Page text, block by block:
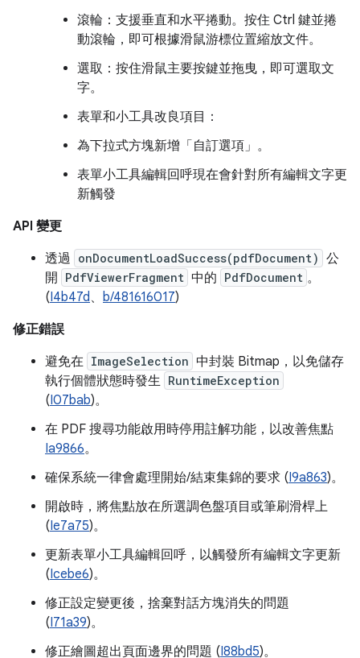
滾輪：支援垂直和水平捲動。按住 Ctrl 鍵並捲
動滾輪，即可根據滑鼠游標位置縮放文件。
選取：按住滑鼠主要按鍵並拖曳，即可選取文
字。
表單和小工具改良項目：
為下拉式方塊新增「自訂選項」。
表單小工具編輯回呼現在會針對所有編輯文字更
新觸發
API 變更
透過 onDocumentLoadSuccess(pdfDocument) 公
開
PdfViewerFragment 中的 PdfDocument 。
(I4b47d、 b/481616017)
修正錯誤
避免在 ImageSelection 中封裝 Bitmap，以免儲存
執行個體狀態時發生 RuntimeException
(I07bab)。
在 PDF 搜尋功能啟用時停用註解功能，以改善焦點
Ia9866。
確保系統一律會處理開始/結束集錦的要求 (I9a863)。
開啟時，將焦點放在所選調色盤項目或筆刷滑桿上
(Ie7a75)。
更新表單小工具編輯回呼，以觸發所有編輯文字更新
(Icebe6)。
修正設定變更後，捨棄對話方塊消失的問題
(I71a39)。
修正繪圖超出頁面邊界的問題 (I88bd5)。